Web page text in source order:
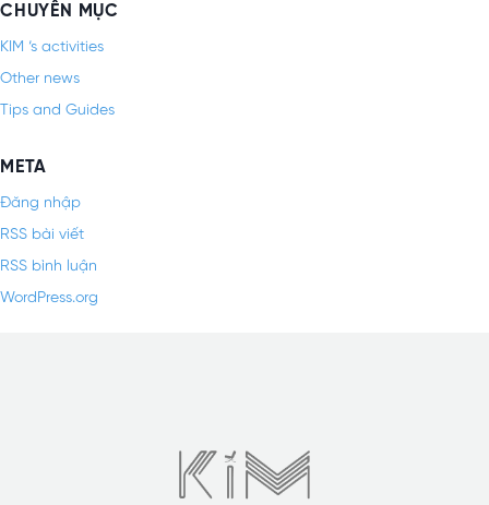
CHUYÊN MỤC
KIM ‘s activities
Other news
Tips and Guides
META
Đăng nhập
RSS bài viết
RSS bình luận
WordPress.org